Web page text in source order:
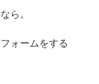
ら。
ォームをする